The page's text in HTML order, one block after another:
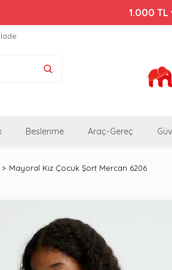
1.000
Bebek
Beslenme Araç-Gereç
Mayoral Kız Çocuk Şort Mercan 6206